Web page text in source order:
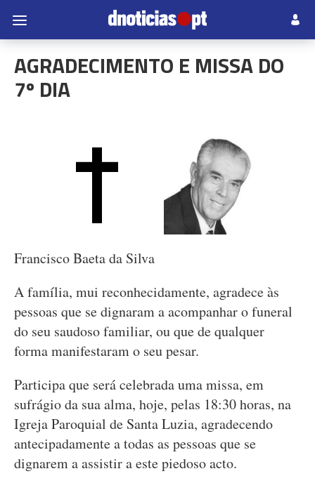
AGRADECIMENTO E MISSA DO
7º DIA
Francisco Baeta da Silva
A família, mui reconhecidamente, agradece às
pessoas que se dignaram a acompanhar o funeral
do seu saudoso familiar, ou que de qualquer
forma manifestaram o seu pesar.
Participa que será celebrada uma missa, em
sufrágio da sua alma, hoje, pelas 18:30 horas, na
Igreja Paroquial de Santa Luzia, agradecendo
antecipadamente a todas as pessoas que se
dignarem a assistir a este piedoso acto.